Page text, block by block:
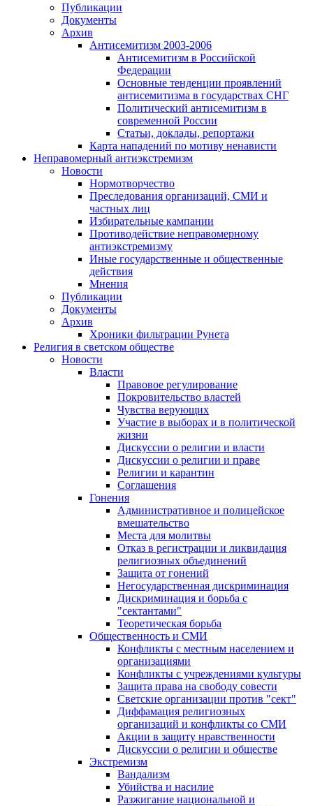
Публикации
Документы
Архив
Антисемитизм 2003-2006
Антисемитизм в Российской
Федерации
Основные тенденции проявлений
антисемитизма в государствах СНГ
Политический антисемитизм в
современной России
Статьи, доклады, репортажи
Карта нападений по мотиву ненависти
Неправомерный антиэкстремизм
Новости
Нормотворчество
Преследования организаций, СМИ и
частных лиц
Избирательные кампании
Противодействие неправомерному
антиэкстремизму
Иные государственные и общественные
действия
Мнения
Публикации
Документы
Архив
Хроники фильтрации Рунета
Религия в светском обществе
Новости
Власти
Правовое регулирование
Покровительство властей
Чувства верующих
Участие в выборах и в политической
жизни
Дискуссии о религии и власти
Дискуссии о религии и праве
Религии и карантин
Соглашения
Гонения
Административное и полицейское
вмешательство
Места для молитвы
Отказ в регистрации и ликвидация
религиозных объединений
Защита от гонений
Негосударственная дискриминация
Дискриминация и борьба с
"сектантами"
Теоретическая борьба
Общественность и СМИ
Конфликты с местным населением и
организациями
Конфликты с учреждениями культуры
Защита права на свободу совести
Светские организации против "сект"
Диффамация религиозных
организаций и конфликты со СМИ
Акции в защиту нравственности
Дискуссии о религии и обществе
Экстремизм
Вандализм
Убийства и насилие
Разжигание национальной и